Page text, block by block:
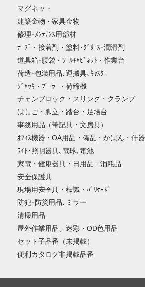
マグネット
建築金物・家具金物
修理･ﾒﾝﾃﾅﾝｽ用部材
ﾃｰﾌﾟ・接着剤・塗料･ｸﾞﾘｰｽ･潤滑剤
道具箱･腰袋・ﾂｰﾙｷｬﾋﾞﾈｯﾄ・作業台
荷造･包装用品､運搬具､ｷｬｽﾀｰ
ｼﾞｬｯｷ・ﾌﾟｰﾗｰ・荷締機
チェンブロック・スリング・クランプ
はしご・脚立・踏台・足場台
事務用品（筆記具・文房具）
ｵﾌｨｽ機器・OA用品・備品・かばん・什器
ﾗｲﾄ･照明器具､電球､電池
家電・健康器具・日用品・消耗品
安全保護具
現場用安全具・標識・ﾊﾞﾘｹｰﾄﾞ
防犯･防災用品､ミラー
清掃用品
屋外作業用品、迷彩・OD色用品
セット子品番（未掲載）
便利カタログ非掲載品番